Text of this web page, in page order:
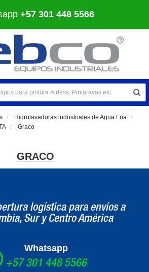
+57 301 448 5566
>
Hidrolavadoras industriales de Agua Fria
> Graco
GRACO
logística para envíos a
Sur y Centro América
Whatsapp
+57 301 448 5566